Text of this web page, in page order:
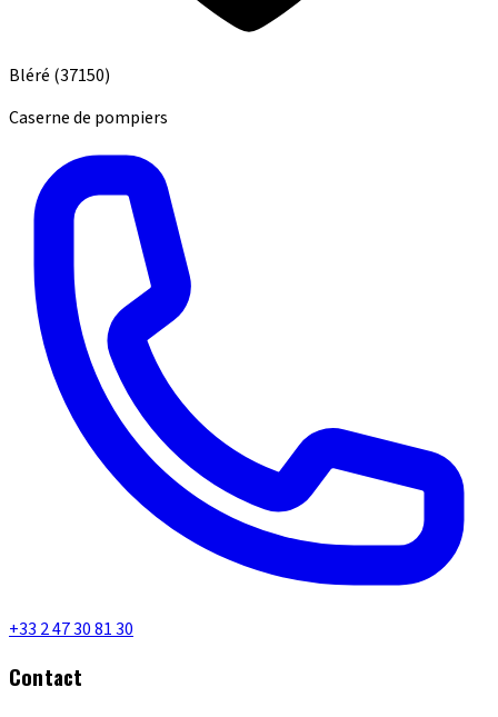
Bléré (37150)
Caserne de pompiers
+33 2 47 30 81 30
Contact